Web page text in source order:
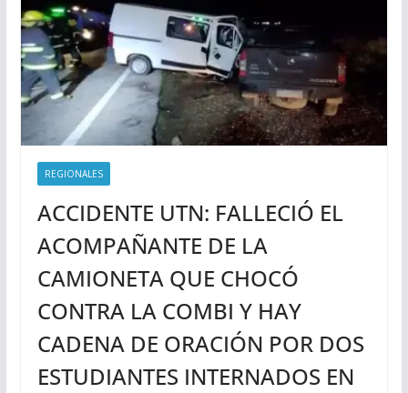
REGIONALES
ACCIDENTE UTN: FALLECIÓ EL
ACOMPAÑANTE DE LA
CAMIONETA QUE CHOCÓ
CONTRA LA COMBI Y HAY
CADENA DE ORACIÓN POR DOS
ESTUDIANTES INTERNADOS EN